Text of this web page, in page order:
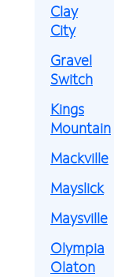
Clay
City
Gravel
Switch
Kings
Mountain
Mackville
Mayslick
Maysville
Olympia
Olaton